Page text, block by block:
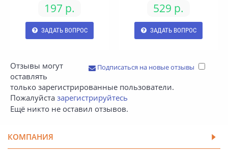
197 р.
ЗАДАТЬ ВОПРОС
529 р.
ЗАДАТЬ ВОПРОС
Подписаться на новые отзывы
Отзывы могут
оставлять
только зарегистрированные пользователи.
Пожалуйста зарегистрируйтесь
Ещё никто не оставил отзывов.
КОМПАНИЯ